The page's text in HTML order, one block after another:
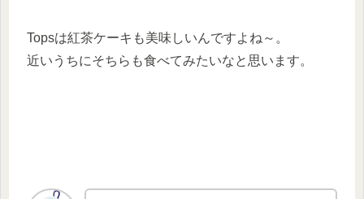
Topsは紅茶ケーキも美味しいんですよね～。
近いうちにそちらも食べてみたいなと思います。